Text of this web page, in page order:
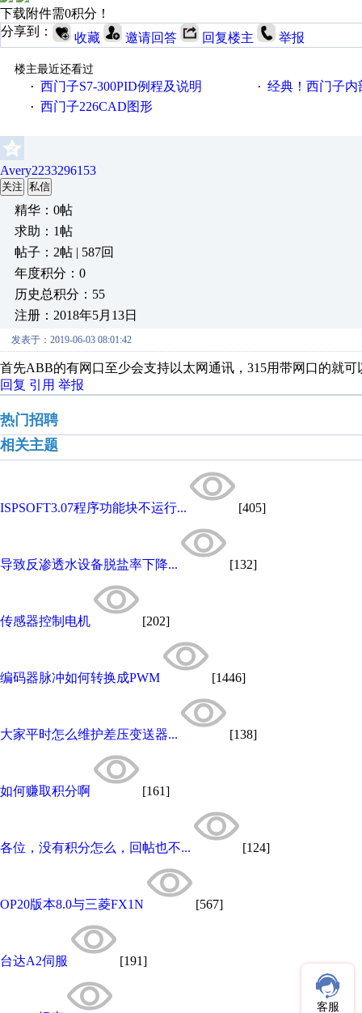
下载附件需0积分！
分享到：
收藏 邀请回答 回复楼主 举报
楼主最近还看过
· 西门子S7-300PID例程及说明 · 经典！西门子内
· 西门子226CAD图形
Avery2233296153
关注 私信
精华：0帖
求助：1帖
帖子：2帖 | 587回
年度积分：0
历史总积分：55
注册：2018年5月13日
发表于：2019-06-03 08:01:42
首先ABB的有网口至少会支持以太网通讯，315用带网口的就
回复 引用 举报
热门招聘
相关主题
ISPSOFT3.07程序功能块不运行... [405]
导致反渗透水设备脱盐率下降... [132]
传感器控制电机 [202]
编码器脉冲如何转换成PWM [1446]
大家平时怎么维护差压变送器... [138]
如何赚取积分啊 [161]
各位，没有积分怎么，回帖也不... [124]
OP20版本8.0与三菱FX1N [567]
台达A2伺服 [191]
客服